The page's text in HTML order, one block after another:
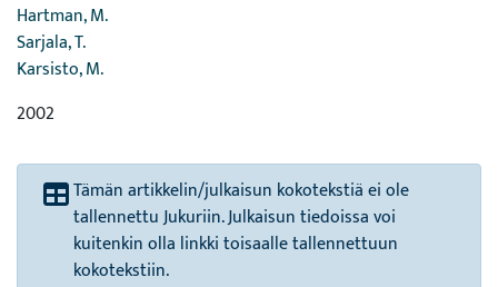
Hartman, M.
Sarjala, T.
Karsisto, M.
2002
Tämän artikkelin/julkaisun kokotekstiä ei ole
tallennettu Jukuriin. Julkaisun tiedoissa voi
kuitenkin olla linkki toisaalle tallennettuun
kokotekstiin.